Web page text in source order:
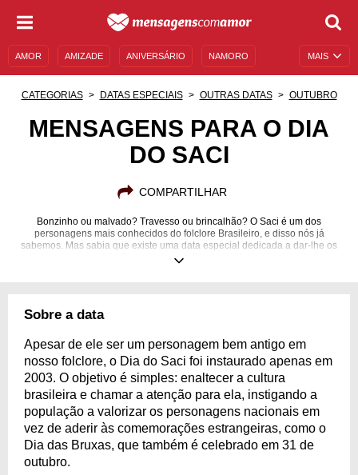
MAIS
AMOR AMIZADE ANIVERSÁRIO NAMORO
MENSAGENS DE ANIVERSÁRIO
CATEGORIAS DATAS ESPECIAIS OUTRAS DATAS OUTUBRO
MENSAGENS PARA O DIA
DO SACI
COMPARTILHAR
Bonzinho ou malvado? Travesso ou brincalhão? O Saci é um dos
personagens mais conhecidos do folclore Brasileiro, e disso nós já
sabemos. Mas sabia que existe uma data especial dedicada a dar-lhe os
merecidos holofotes? Não por acaso, o Dia do Saci foi instituído em 31 de
esperando para serem contadas e repassadas de geração para geração.
Sobre a data
Apesar de ele ser um personagem bem antigo em
nosso folclore, o Dia do Saci foi instaurado apenas em
2003. O objetivo é simples: enaltecer a cultura
brasileira e chamar a atenção para ela, instigando a
população a valorizar os personagens nacionais em
vez de aderir às comemorações estrangeiras, como o
Dia das Bruxas, que também é celebrado em 31 de
outubro.